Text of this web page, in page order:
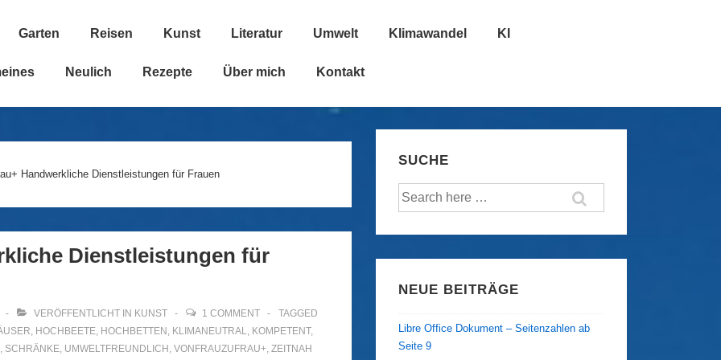
Garten Reisen Kunst Literatur Umwelt Klimawandel KI
Neulich Rezepte Über mich Kontakt
Handwerkliche Dienstleistungen für Frauen
Dienstleistungen für
VERÖFFENTLICHT IN KUNST 1 COMMENT
TAGGED
HOCHBEETE HOCHBETTEN KLIMANEUTRAL KOMPETENT,
SCHRÄNKE UMWELTFREUNDLICH VONFRAUZUFRAU+ ZEITNAH
SUCHE
Suche
nach:
NEUE BEITRÄGE
Libre Office Dokument – Seitenzahlen ab
Seite 9